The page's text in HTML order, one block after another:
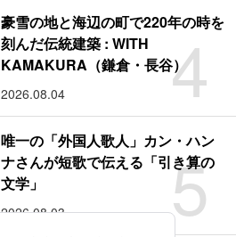
4
豪雪の地と海辺の町で220年の時を
刻んだ伝統建築 : WITH
KAMAKURA（鎌倉・長谷）
2026.08.04
5
唯一の「外国人歌人」カン・ハン
ナさんが短歌で伝える「引き算の
文学」
2026.08.03